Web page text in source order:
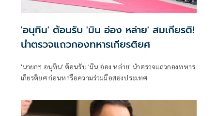
'อนุทิน' ต้อนรับ 'มิน อ่อง หล่าย' สมเกียรติ!
นำตรวจแถวกองทหารเกียรติยศ
'นายกฯ อนุทิน' ต้อนรับ 'มิน อ่อง หล่าย' นำตรวจแถวกองทหาร
เกียรติยศ ก่อนหารือความร่วมมือสองประเทศ